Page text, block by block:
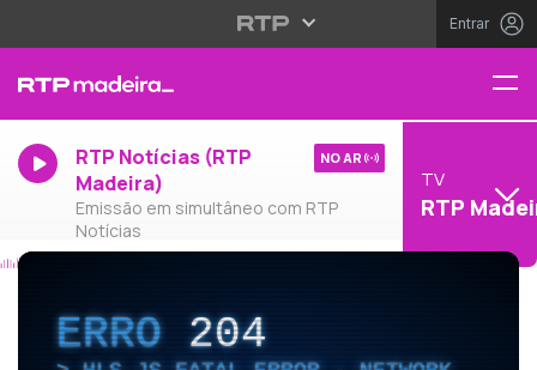
Entrar
RTP Notícias (RTP
Madeira)
Emissão em simultâneo com RTP
Notícias
NO AR
TV
RTP
ERRO204